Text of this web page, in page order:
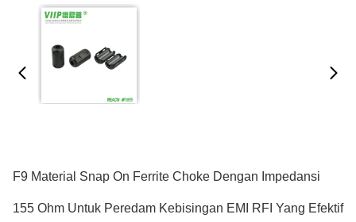
F9 Material Snap On Ferrite Choke Dengan Impedansi
155 Ohm Untuk Peredam Kebisingan EMI RFI Yang Efektif